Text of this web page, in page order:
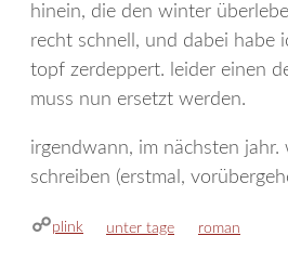
hinein, die den winter
recht schnell, und dabei habe
topf zerdeppert. leider einen
muss nun ersetzt werden.
irgendwann, im nächsten jahr.
schreiben (erstmal,
plink kategorien
unter tage schlagwörter
roman